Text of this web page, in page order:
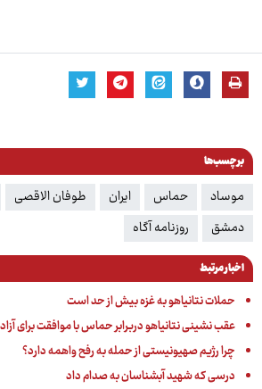
برچسب‌ها
موساد حماس ایران طوفان الاقصی
دمشق
روزنامه آگاه
اخبار مرتبط
حملات نتانیاهو به غزه بیش از حد است
عقب نشینی نتانیاهو دربرابر حماس با موافقت برای آزادی ۸۰۰
چرا رژیم صهیونیستی از حمله به رفح واهمه دارد؟
درسی که شهید آبشناسان به صدام داد